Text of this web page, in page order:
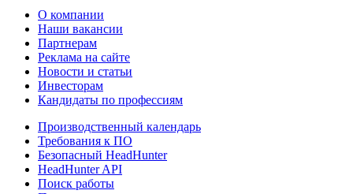
О компании
Наши вакансии
Партнерам
Реклама на сайте
Новости и статьи
Инвесторам
Кандидаты по профессиям
Производственный календарь
Требования к ПО
Безопасный HeadHunter
HeadHunter API
Поиск работы